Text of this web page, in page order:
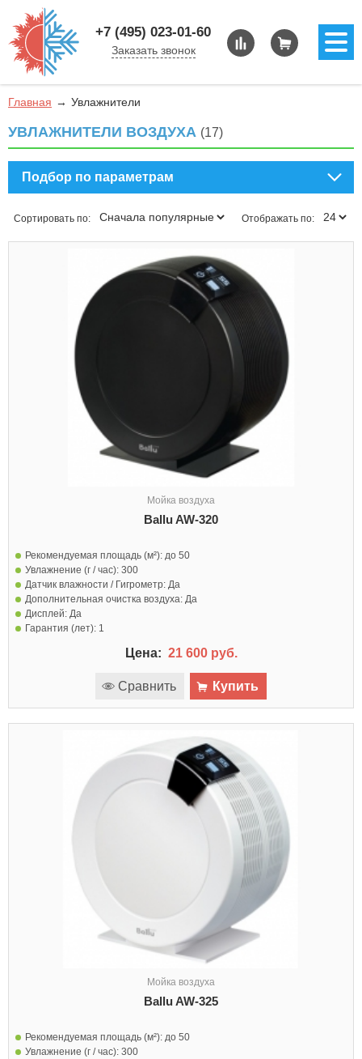
+7 (495) 023-01-60
Заказать звонок
Главная Увлажнители
УВЛАЖНИТЕЛИ ВОЗДУХА (17)
Подбор по параметрам
Сортировать по: Отображать по:
Мойка воздуха
Ballu AW-320
Рекомендуемая площадь (м²): до 50
Увлажнение (г / час): 300
Датчик влажности / Гигрометр: Да
Дополнительная очистка воздуха: Да
Дисплей: Да
Гарантия (лет): 1
Цена: 21 600 руб.
Сравнить Купить
Мойка воздуха
Ballu AW-325
Рекомендуемая площадь (м²): до 50
Увлажнение (г / час): 300